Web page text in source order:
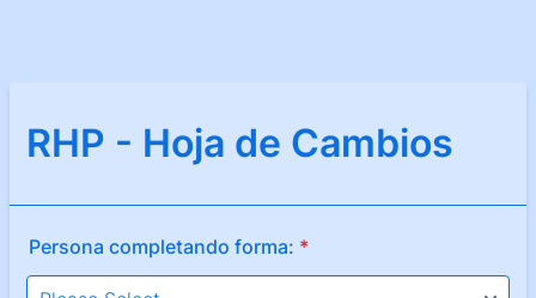
RHP - Hoja de Cambios
Persona completando forma: *